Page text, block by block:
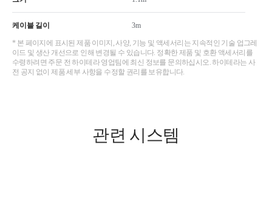
케이블 길이 3m
* 본 페이지에 표시된 제품 이미지, 사양, 기능 및 액세서리는 지속적인 기술 업그레
이드 및 생산 개선으로 인해 변경될 수 있습니다. 정확한 제품 및 호환 액세서리를
수령하려면 주문 전 하이테라 영업팀에 최신 정보를 문의하십시오. 하이테라는 사
전 공지 없이 제품 세부 사항을 수정할 권리를 보유합니다.
관련 시스템